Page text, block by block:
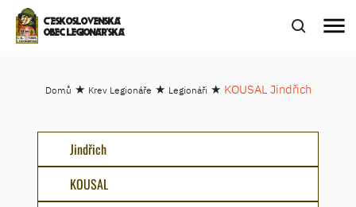
ČESKOSLOVENSKÁ
OBEC LEGIONÁŘSKÁ
menu
Domů ★ Krev Legionáře ★ Legionáři ★ KOUSAL Jindřich